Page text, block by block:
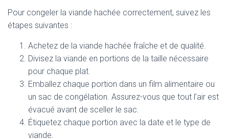
Pour congeler la viande hachée correctement, suivez les
étapes suivantes :
Achetez de la viande hachée fraîche et de qualité.
Divisez la viande en portions de la taille nécessaire
pour chaque plat.
Emballez chaque portion dans un film alimentaire ou
un sac de congélation. Assurez-vous que tout l’air est
évacué avant de sceller le sac.
Étiquetez chaque portion avec la date et le type de
viande.